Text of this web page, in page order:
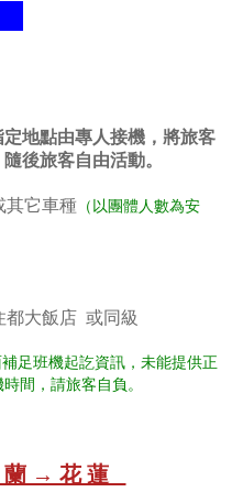
地點由專人接機，將旅客
後旅客自由活動。
其它車種（以團體人數為安
都大飯店 或同級
足班機起訖資訊，未能提供正
間，請旅客自負。
→花蓮